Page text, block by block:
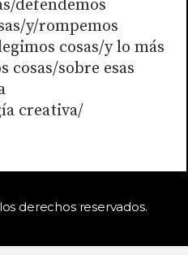
defendemos
y/rompemos
cosas/y lo más
sobre esas
creativa/
derechos reservados.